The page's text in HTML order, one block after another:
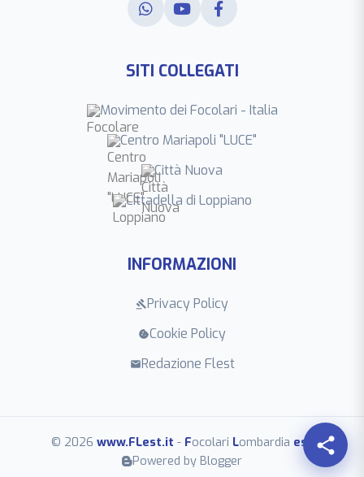
share
SITI COLLEGATI
Movimento dei Focolari - Italia
Centro Mariapoli "LUCE"
Città Nuova
Cittadella di Loppiano
INFORMAZIONI
gavelPrivacy Policy
cookieCookie Policy
mailRedazione Flest
© 2026 www.FLest.it - Focolari Lombardia est
Powered by Blogger